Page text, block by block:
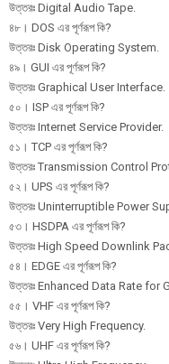
উত্তরঃ Digital Audio Tape.
৪৮। DOS এর পূর্ণরূপ কি?
উত্তরঃ Disk Operating System.
৪৯। GUI এর পূর্ণরূপ কি?
উত্তরঃ Graphical User Interface.
৫০। ISP এর পূর্ণরূপ কি?
উত্তরঃ Internet Service Provider.
৫১। TCP এর পূর্ণরূপ কি?
উত্তরঃ Transmission Control
৫২। UPS এর পূর্ণরূপ কি?
উত্তরঃ Uninterruptible Power
৫৩। HSDPA এর পূর্ণরূপ কি?
উত্তরঃ High Speed Downlink
৫৪। EDGE এর পূর্ণরূপ কি?
উত্তরঃ Enhanced Data Rate for
৫৫। VHF এর পূর্ণরূপ কি?
উত্তরঃ Very High Frequency.
৫৬। UHF এর পূর্ণরূপ কি?